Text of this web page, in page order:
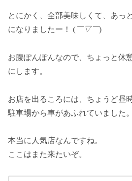
とにかく、全部美味しくて、あっ
になりましたー！ ( ￣▽￣)
お腹ぽんぽんなので、ちょっと休
にします。
お店を出るころには、ちょうど昼
駐車場から車があふれていました。
本当に人気店なんですね。
ここはまた来たいぞ。